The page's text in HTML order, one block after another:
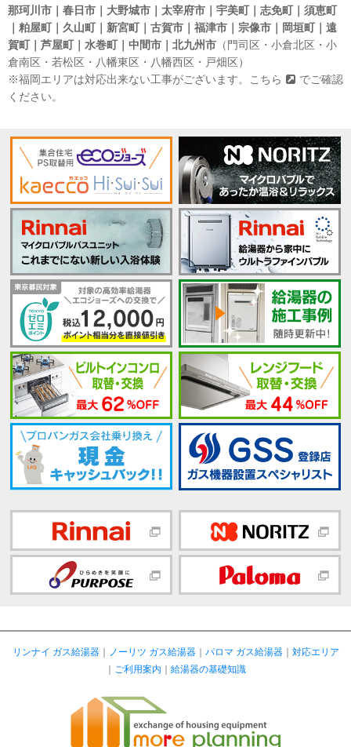
那珂川市｜春日市｜大野城市｜太宰府市｜宇美町｜志免町｜須恵町
｜粕屋町｜久山町｜新宮町｜古賀市｜福津市｜宗像市｜岡垣町｜遠
賀町｜芦屋町｜水巻町｜中間市｜北九州市 （門司区・小倉北区・小
倉南区・若松区・八幡東区・八幡西区・戸畑区）
※福岡エリアは対応出来ない工事がございます。
こちら
でご確認
ください。
リンナイ ガス給湯器｜ ノーリツ ガス給湯器｜ パロマ ガス給湯器｜ 対応エリア
ご利用案内 給湯器の基礎知識